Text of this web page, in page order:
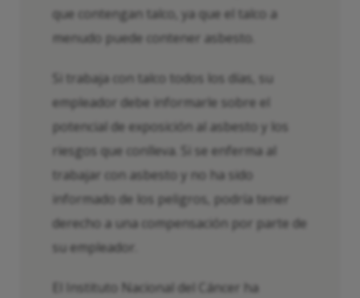
que contengan talco, ya que el talco a
menudo puede contener asbesto.
Si trabaja con talco todos los días, su
empleador debe informarle sobre el
potencial de exposición al asbesto y los
riesgos que conlleva. Si se enferma al
trabajar con asbesto y no ha sido
informado de los peligros, podría tener
derecho a una compensación por parte de
su empleador.
El Instituto Nacional del Cáncer ha